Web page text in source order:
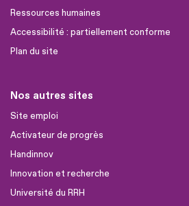
Ressources humaines
Accessibilité : partiellement conforme
Plan du site
Nos autres sites
Site emploi
Activateur de progrès
Handinnov
Innovation et recherche
Université du RRH